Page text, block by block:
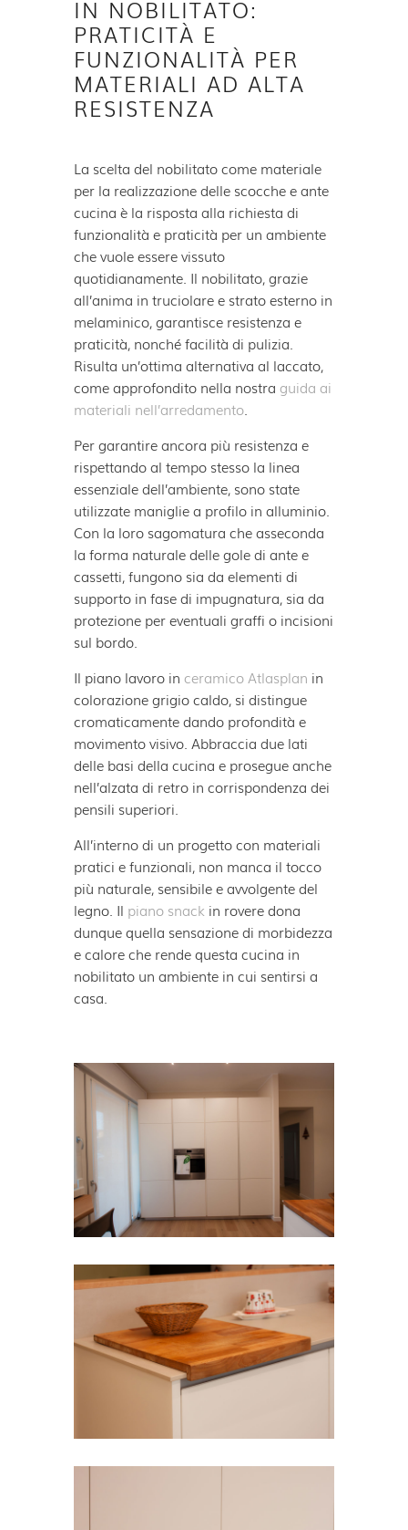
IN NOBILITATO:
PRATICITÀ E
FUNZIONALITÀ PER
MATERIALI AD ALTA
RESISTENZA
La scelta del nobilitato come materiale
per la realizzazione delle scocche e ante
cucina è la risposta alla richiesta di
funzionalità e praticità per un ambiente
che vuole essere vissuto
quotidianamente. Il nobilitato, grazie
all’anima in truciolare e strato esterno in
melaminico, garantisce resistenza e
praticità, nonché facilità di pulizia.
Risulta un’ottima alternativa al laccato,
come approfondito nella nostra guida ai
materiali nell’arredamento.
Per garantire ancora più resistenza e
rispettando al tempo stesso la linea
essenziale dell’ambiente, sono state
utilizzate maniglie a profilo in alluminio.
Con la loro sagomatura che asseconda
la forma naturale delle gole di ante e
cassetti, fungono sia da elementi di
supporto in fase di impugnatura, sia da
protezione per eventuali graffi o incisioni
sul bordo.
Il piano lavoro in ceramico Atlasplan in
colorazione grigio caldo, si distingue
cromaticamente dando profondità e
movimento visivo. Abbraccia due lati
delle basi della cucina e prosegue anche
nell’alzata di retro in corrispondenza dei
pensili superiori.
All’interno di un progetto con materiali
pratici e funzionali, non manca il tocco
più naturale, sensibile e avvolgente del
legno. Il piano snack in rovere dona
dunque quella sensazione di morbidezza
e calore che rende questa cucina in
nobilitato un ambiente in cui sentirsi a
casa.